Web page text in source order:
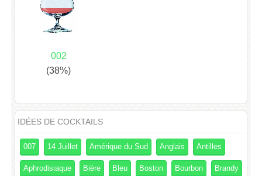
002
(38%)
IDÉES DE COCKTAILS
007 14 Juillet Amérique du Sud Anglais Antilles
Aphrodisiaque Bière Bleu Boston Bourbon Brandy